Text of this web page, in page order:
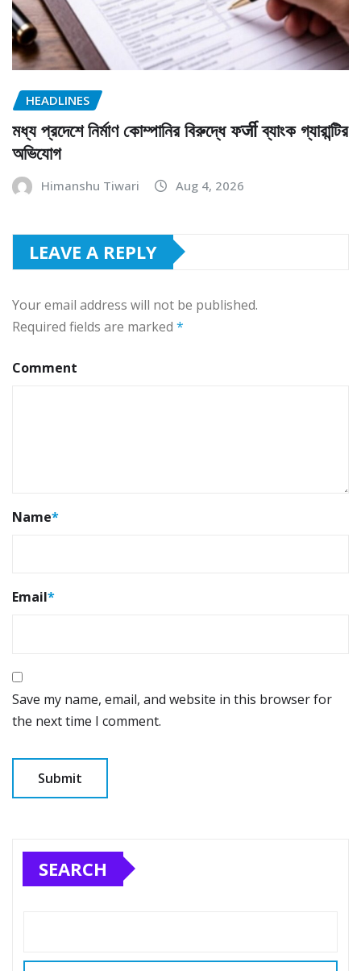
HEADLINES
মধ্য প্রদেশে নির্মাণ কোম্পানির বিরুদ্ধে ফर्जी ব্যাংক গ্যারান্টির
অভিযোগ
Himanshu Tiwari Aug 4, 2026
LEAVE A REPLY
Your email address will not be published.
Required fields are marked *
Comment
Name*
Email*
Save my name, email, and website in this browser for
the next time I comment.
SEARCH